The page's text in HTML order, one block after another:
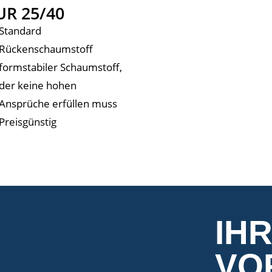
25/40
Schaumstoff,
keine hohen
erfüllen muss